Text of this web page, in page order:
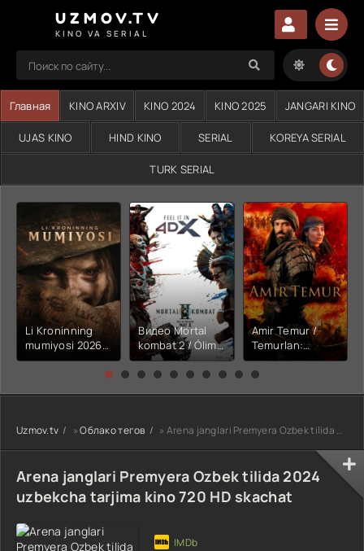
UZMOV.TV
KINO VA SERIAL
Главная KINO ARXIV KINO 2024 KINO 2025 JANGARI KINO
UJAS KINO HIND KINO SERIAL KOREYA SERIAL
TURK SERIAL
Li Kroninning
mumiyosi 2026
(uzbek tilida
kino) tarjima HD
Видео Mortal
kombat 2 / Ólim
jangi 2 (2026)
Uzbek tilida
Amir Temur /
Temurlan:
Fathchining
yuksalishi
tarjima kino Full
HD tas-ix
Uzmov.tv »Облако тегов » Arena janglari Premyera Ozbek tilida 2024 uzbekcha tarjima kino 720 HD skachat
Arena janglari Premyera Ozbek tilida 2024
uzbekcha tarjima kino 720 HD skachat